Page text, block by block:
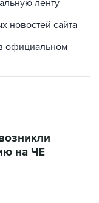
ленту
новостей сайта
официальном
на ЧЕ